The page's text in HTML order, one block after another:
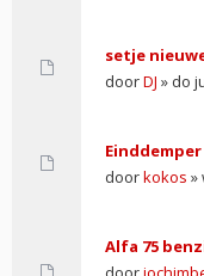
setje
doorDJ » do
doorkokos »
Alfa 75